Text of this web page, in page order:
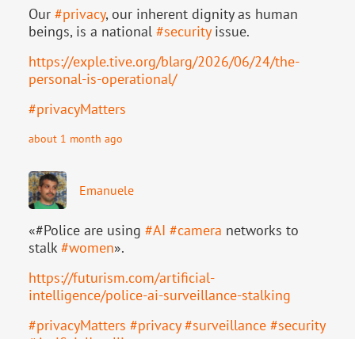
Our #privacy, our inherent dignity as human
beings, is a national #securityissue.
https://exple.tive.org/blarg/2026/06/24/the-
personal-is-operational/
#privacyMatters
about 1 month ago
Emanuele
«#Police are using #AI #camera networks to
stalk#women».
https://futurism.com/artificial-
intelligence/police-ai-surveillance-stalking
#privacyMatters #privacy #surveillance #security